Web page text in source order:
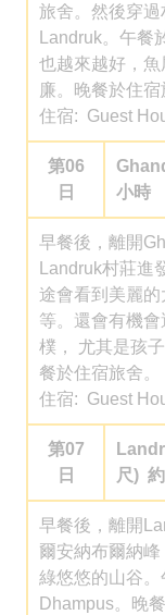
旅舍。然後穿
Landruk。午餐
也越來越好，
廉。晚餐於住宿
住宿: Guest
第06
日
小時
早餐後，離開
Landruk村莊
途會看到美麗
等。還會有機
樸， 尤其是孩
餐於住宿旅舍。
住宿: Guest
第07
日
尺)
早餐後，離開
爾安納布爾納
綠悠悠的山谷
Dhampus。晚